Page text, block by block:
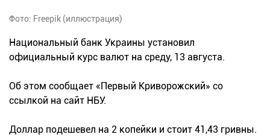
Фото: Freepik (иллюстрация)
Национальный банк Украины установил
официальный курс валют на среду, 13 августа.
Об этом сообщает «Первый Криворожский» со
ссылкой на сайт НБУ.
Доллар подешевел на 2 копейки и стоит 41,43 гривны.